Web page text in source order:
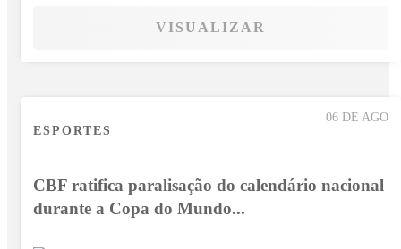
VISUALIZAR
06 DE AGO
ESPORTES
CBF ratifica paralisação do calendário nacional
durante a Copa do Mundo...